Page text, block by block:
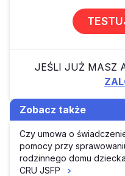
JEŚLI JUŻ MASZ
Zobacz także
Czy umowa o
pomocy przy
rodzinnego domu
CRU JSFP